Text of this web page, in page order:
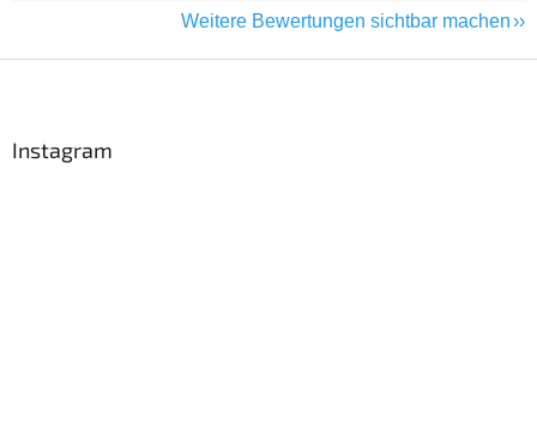
Weitere Bewertungen sichtbar machen
Instagram